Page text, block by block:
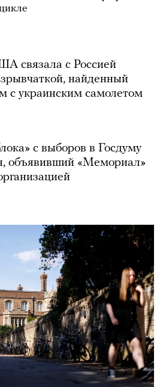
связала с Россией
найденный
с украинским самолетом
с выборов в Госдуму
объявивший «Мемориал»